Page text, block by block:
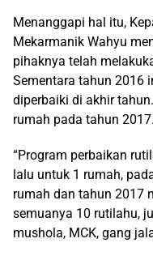
Menanggapi hal itu,
Mekarmanik Wahyu
pihaknya telah
Sementara tahun 2016
diperbaiki di akhir
rumah pada tahun 2017.
“Program perbaikan
lalu untuk 1 rumah,
rumah dan tahun 2017
semuanya 10 rutilahu,
mushola, MCK, gang